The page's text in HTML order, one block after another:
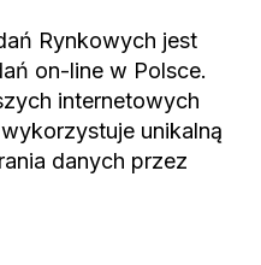
Rynkowych jest
on-line w Polsce.
internetowych
unikalną
danych przez